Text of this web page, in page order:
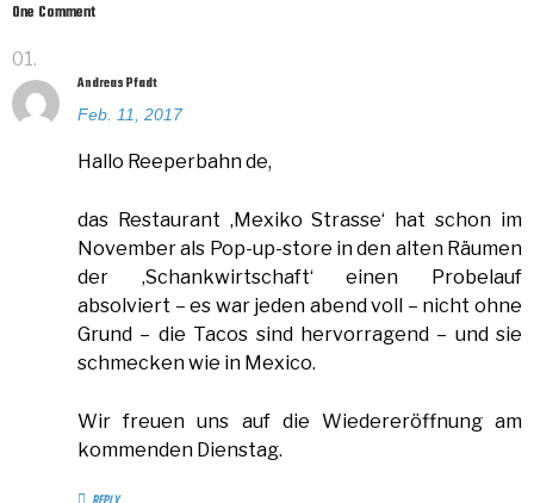
One Comment
Andreas Pfadt
Feb. 11, 2017
Hallo Reeperbahn de,
das Restaurant ‚Mexiko Strasse‘ hat schon im
November als Pop-up-store in den alten Räumen
der ‚Schankwirtschaft‘ einen Probelauf
absolviert – es war jeden abend voll – nicht ohne
Grund – die Tacos sind hervorragend – und sie
schmecken wie in Mexico.
Wir freuen uns auf die Wiedereröffnung am
kommenden Dienstag.